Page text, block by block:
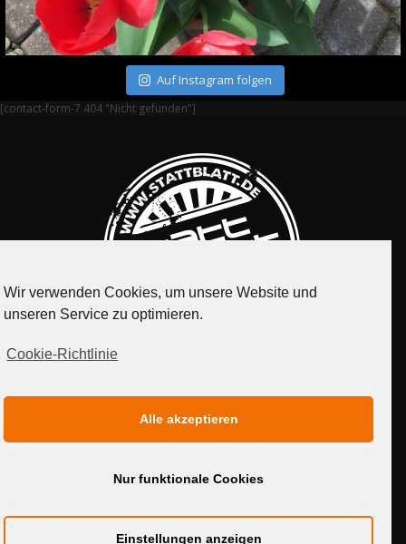
Auf Instagram folgen
[contact-form-7 404 "Nicht gefunden"]
MEDIADATEN
Wir verwenden Cookies, um unsere Website und
unseren Service zu optimieren.
Cookie-Richtlinie
Alle akzeptieren
Nur funktionale Cookies
Einstellungen anzeigen